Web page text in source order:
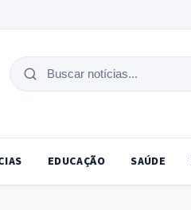
Buscar
EDUCAÇÃO SAÚDE